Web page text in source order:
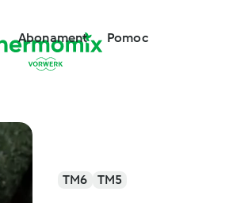
Abonament Pomoc
TM6 TM5